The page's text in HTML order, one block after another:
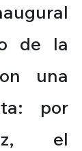
de la
una
por
el